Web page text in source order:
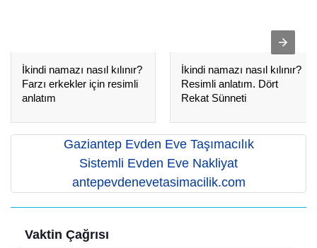
İkindi namazı nasıl kılınır?
Farzı erkekler için resimli
anlatım
İkindi namazı nasıl kılınır?
Resimli anlatım. Dört
Rekat Sünneti
Gaziantep Evden Eve Taşımacılık
Sistemli Evden Eve Nakliyat
antepevdenevetasimacilik.com
Vaktin Çağrısı